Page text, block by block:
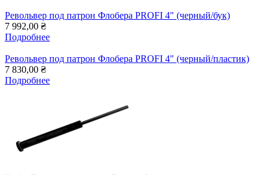
Револьвер под патрон Флобера PROFI 4" (черный/бук)
7 992,00 ₴
Подробнее
Револьвер под патрон Флобера PROFI 4" (черный/пластик)
7 830,00 ₴
Подробнее